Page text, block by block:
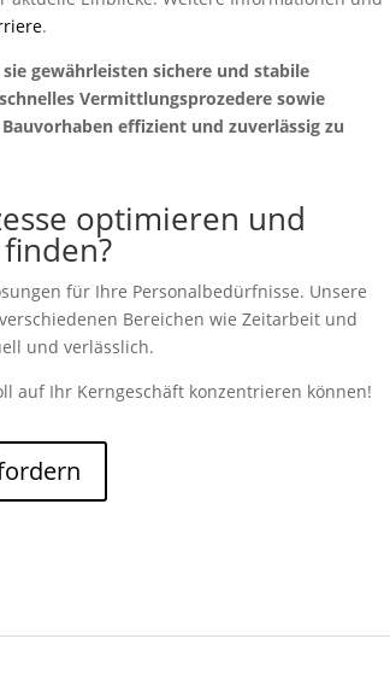
.
gewährleisten sichere und stabile
Vermittlungsprozedere sowie
effizient und zuverlässig zu
optimieren und
für Ihre Personalbedürfnisse. Unsere
Bereichen wie Zeitarbeit und
und verlässlich.
auf Ihr Kerngeschäft konzentrieren können!